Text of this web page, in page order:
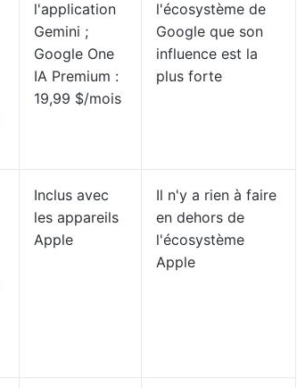
l'application
Gemini ;
Google One
IA Premium :
19,99 $/mois
l'écosystème de
Google que son
influence est la
plus forte
Inclus avec
les appareils
Apple
Il n'y a rien à faire
en dehors de
l'écosystème
Apple